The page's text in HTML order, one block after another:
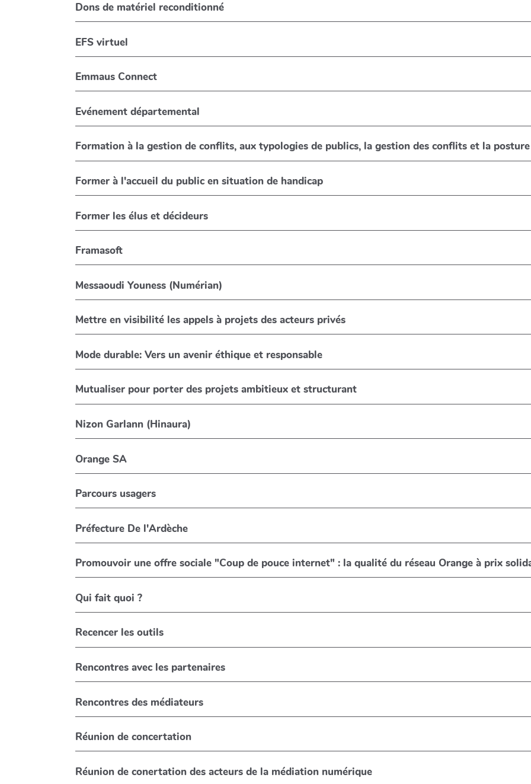
Dons de matériel reconditionné
EFS virtuel
Emmaus Connect
Evénement départemental
Formation à la gestion de conflits, aux typologies de publics, la gestion des conflits et la
Former à l'accueil du public en situation de handicap
Former les élus et décideurs
Framasoft
Messaoudi Youness (Numérian)
Mettre en visibilité les appels à projets des acteurs privés
Mode durable: Vers un avenir éthique et responsable
Mutualiser pour porter des projets ambitieux et structurant
Nizon Garlann (Hinaura)
Orange SA
Parcours usagers
Préfecture De l'Ardèche
Promouvoir une offre sociale "Coup de pouce internet" : la qualité du réseau Orange à prix
Qui fait quoi ?
Recencer les outils
Rencontres avec les partenaires
Rencontres des médiateurs
Réunion de concertation
Réunion de conertation des acteurs de la médiation numérique